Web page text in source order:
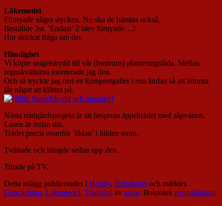
Läkemedel
Förnyade några stycken. Nu ska de hämtas också.
Beställde 3st. ’Endast’ 2 blev förnyade…?
Har skickat fråga om det.
Händighet
Vi köpte snigelskydd till vår (hustruns) planteringslåda. Mellan
regnskvättarna monterade jag den.
Och så tryckte jag ned ett kompostgaller i ena ändan så att ärtorna
får något att klättra på.
Nästa trädgårdsprojekt är att bespruta äppelträdet med såpvatten.
Lusen är redan där.
Trädet precis ovanför ’lådan’ i bilden ovan.
Tvättade och hängde sedan upp den.
Tittade på TV.
Detta inlägg publicerades i Hobby, Händighetoch märktes
Geocaching, Läkemedel, Trädgård av nisse. Bokmärk permalänken.